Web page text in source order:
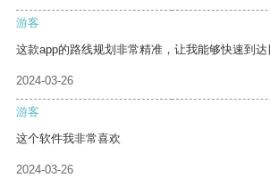
游客
这款app的路线规划非常精准，让我能够快速到达
2024-03-26
游客
这个软件我非常喜欢
2024-03-26